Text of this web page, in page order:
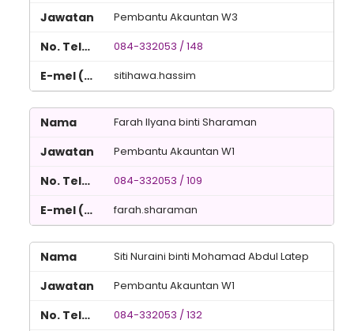
Pembantu Akauntan W3
084-332053 / 148
sitihawa.hassim
Farah Ilyana binti Sharaman
Pembantu Akauntan W1
084-332053 / 109
farah.sharaman
Siti Nuraini binti Mohamad Abdul Latep
Pembantu Akauntan W1
084-332053 / 132